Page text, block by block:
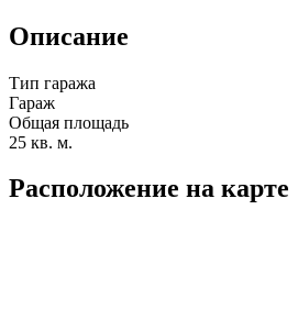
Описание
Тип гаража
Гараж
Общая площадь
25 кв. м.
Расположение на карте